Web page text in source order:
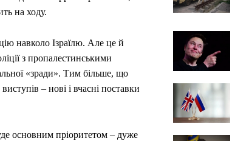
на ходу.
навколо Ізраїлю. Але це й
з пропалестинськими
«зради». Тим більше, що
– нові і вчасні поставки
основним пріоритетом – дуже